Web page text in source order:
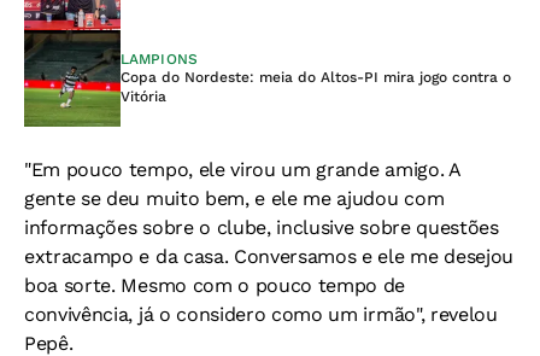
LAMPIONS
Copa do Nordeste: meia do Altos-PI mira jogo contra o
Vitória
"Em pouco tempo, ele virou um grande amigo. A
gente se deu muito bem, e ele me ajudou com
informações sobre o clube, inclusive sobre questões
extracampo e da casa. Conversamos e ele me desejou
boa sorte. Mesmo com o pouco tempo de
convivência, já o considero como um irmão", revelou
Pepê.